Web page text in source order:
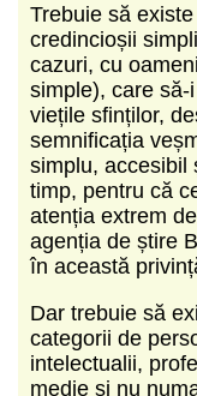
Trebuie să
credincioșii
cazuri, cu
simple), care
viețile sfinților,
semnificația
simplu, accesibil
timp, pentru că
atenția extrem
agenția de știre
în această
Dar trebuie să
categorii de
intelectualii,
medie și nu